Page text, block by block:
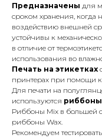
Предназначены для
сроком хранения, когда
воздействию внешней
устойчивы к
в отличие от
использования во
Печать на этикетках
принтерах при помощи
Для печати на
используются риббоны
Риббоны Mix в большей
риббоны Wax.
Рекомендуем